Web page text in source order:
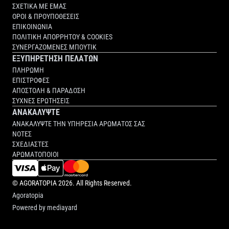
ΣΧΕΤΙΚΑ ΜΕ ΕΜΑΣ
ΟΡΟΙ & ΠΡΟΥΠΟΘΕΣΕΙΣ
ΕΠΙΚΟΙΝΩΝΙΑ
ΠΟΛΙΤΙΚΗ ΑΠΟΡΡΗΤΟΥ & COOKIES
ΣΥΝΕΡΓΑΖΟΜΕΝΕΣ ΜΠΟΥΤΙΚ
ΕΞΥΠΗΡΕΤΗΣΗ ΠΕΛΑΤΩΝ
ΠΛΗΡΩΜΗ
ΕΠΙΣΤΡΟΦΕΣ
ΑΠΟΣΤΟΛΗ & ΠΑΡΑΔΟΣΗ
ΣΥΧΝΕΣ ΕΡΩΤΗΣΕΙΣ
ΑΝΑΚΑΛΥΨΤΕ
ΑΝΑΚΑΛΥΨΤΕ ΤΗΝ ΥΠΗΡΕΣΙΑ ΑΡΩΜΑΤΟΣ ΣΑΣ
ΝΟΤΕΣ
ΣΧΕΔΙΑΣΤΕΣ
ΑΡΩΜΑΤΟΠΟΙΟΙ
©AGORATOPIA2026. All Rights Reserved.
Agoratopia
Powered by mediayard